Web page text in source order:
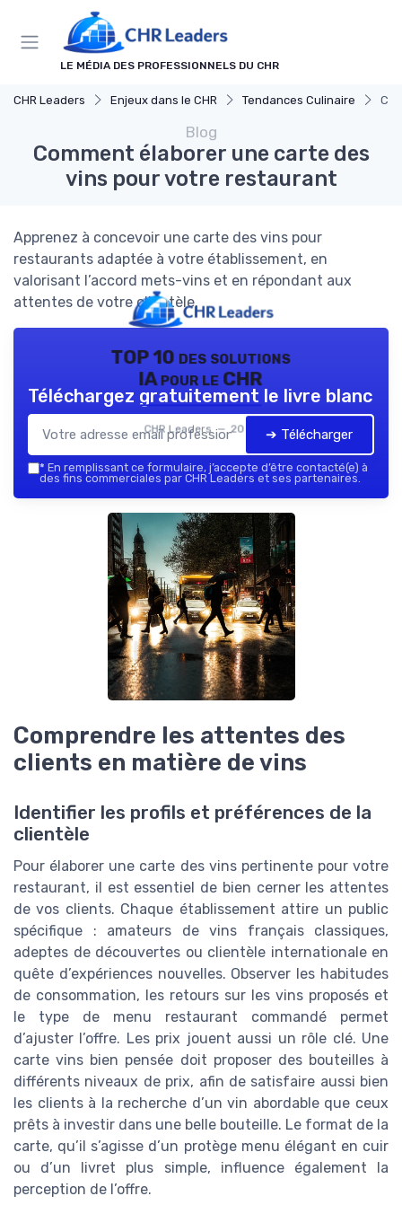
LE MÉDIA DES PROFESSIONNELS DU CHR
CHR Leaders Enjeux dans le CHR Tendances Culinaire
Blog
Comment élaborer une carte des
vins pour votre restaurant
Apprenez à concevoir une carte des vins pour
restaurants adaptée à votre établissement, en
valorisant l’accord mets-vins et en répondant aux
attentes de votre clientèle.
TOP 10 des solutions
IA pour le CHR
CHR Leaders — 2026
Téléchargez gratuitement le livre blanc
➔ Télécharger
* En remplissant ce formulaire, j’accepte d’être contacté(e) à
des fins commerciales par CHR Leaders et ses partenaires.
Comprendre les attentes des
clients en matière de vins
Identifier les profils et préférences de la
clientèle
Pour élaborer une carte des vins pertinente pour votre
restaurant, il est essentiel de bien cerner les attentes
de vos clients. Chaque établissement attire un public
spécifique : amateurs de vins français classiques,
adeptes de découvertes ou clientèle internationale en
quête d’expériences nouvelles. Observer les habitudes
de consommation, les retours sur les vins proposés et
le type de menu restaurant commandé permet
d’ajuster l’offre. Les prix jouent aussi un rôle clé. Une
carte vins bien pensée doit proposer des bouteilles à
différents niveaux de prix, afin de satisfaire aussi bien
les clients à la recherche d’un vin abordable que ceux
prêts à investir dans une belle bouteille. Le format de la
carte, qu’il s’agisse d’un protège menu élégant en cuir
ou d’un livret plus simple, influence également la
perception de l’offre.
Panneau de gestion des cookies